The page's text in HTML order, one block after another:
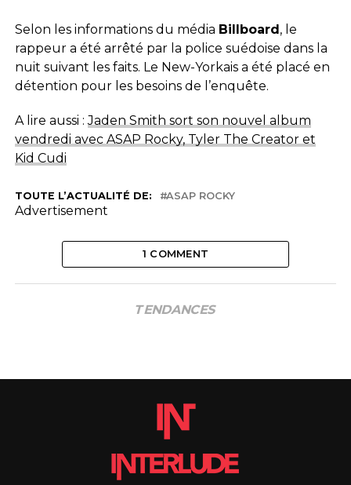
Selon les informations du média Billboard , le
rappeur a été arrêté par la police suédoise dans la
nuit suivant les faits. Le New-Yorkais a été placé en
détention pour les besoins de l’enquête.
A lire aussi :Jaden Smith sort son nouvel album
vendredi avec ASAP Rocky, Tyler The Creator et
Kid Cudi
TOUTE L’ACTUALITÉ DE: ASAP ROCKY
Advertisement
1 COMMENT
TENDANCES